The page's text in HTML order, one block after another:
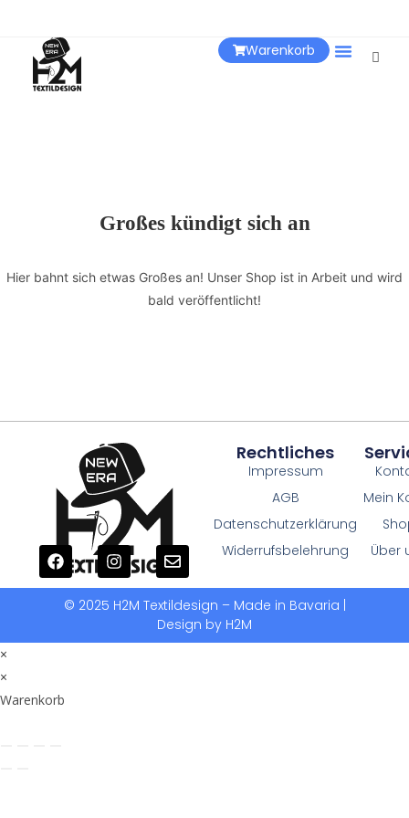
Warenkorb
Großes kündigt sich an
Hier bahnt sich etwas Großes an! Unser Shop ist in Arbeit und wird
bald veröffentlicht!
Mein
Über
Rechtliches
Impressum
AGB
Datenschutzerklärung
Widerrufsbelehrung
© 2025 H2M Textildesign – Made in Bavaria |
Design by H2M
×
×
Warenkorb